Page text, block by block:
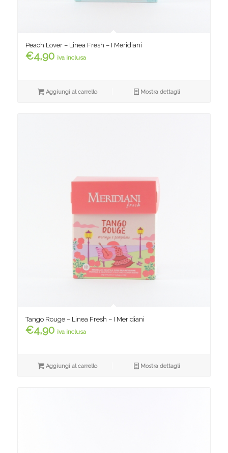
Peach Lover – Linea Fresh – I Meridiani
€4,90 iva inclusa
Aggiungi al carrello Mostra dettagli
Tango Rouge – Linea Fresh – I Meridiani
€4,90 iva inclusa
Aggiungi al carrello Mostra dettagli